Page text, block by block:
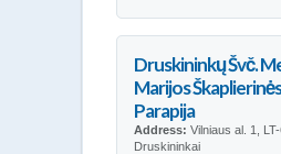
Druskininkų Švč.
Marijos
Parapija
Address: Vilniaus al. 1,
Druskininkai